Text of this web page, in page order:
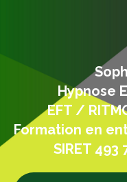
Hypnose
EFT /
Formation en
SIRET 493